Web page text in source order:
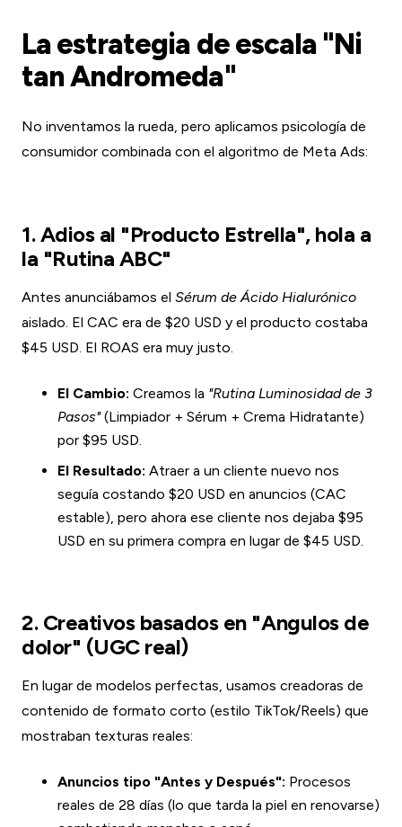
La estrategia de escala "Ni
tan Andromeda"
No inventamos la rueda, pero aplicamos psicología de
consumidor combinada con el algoritmo de Meta Ads:
1. Adios al "Producto Estrella", hola a
la "Rutina ABC"
Antes anunciábamos el Sérum de Ácido Hialurónico
aislado. El CAC era de $20 USD y el producto costaba
$45 USD. El ROAS era muy justo.
El Cambio: Creamos la "Rutina Luminosidad de 3
Pasos"(Limpiador + Sérum + Crema Hidratante)
por $95 USD.
El Resultado: Atraer a un cliente nuevo nos
seguía costando $20 USD en anuncios (CAC
estable), pero ahora ese cliente nos dejaba $95
USD en su primera compra en lugar de $45 USD.
2. Creativos basados en "Angulos de
dolor" (UGC real)
En lugar de modelos perfectas, usamos creadoras de
contenido de formato corto (estilo TikTok/Reels) que
mostraban texturas reales:
Anuncios tipo "Antes y Después": Procesos
reales de 28 días (lo que tarda la piel en renovarse)